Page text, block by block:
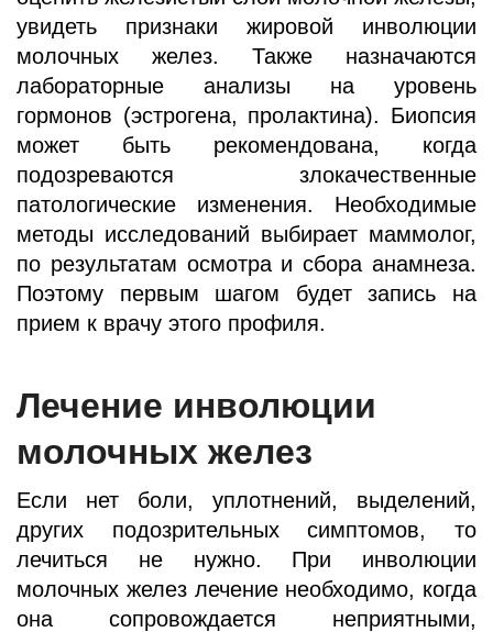
увидеть признаки жировой инволюции
молочных желез. Также назначаются
лабораторные анализы на уровень
гормонов (эстрогена, пролактина). Биопсия
может быть рекомендована, когда
подозреваются злокачественные
патологические изменения. Необходимые
методы исследований выбирает маммолог,
по результатам осмотра и сбора анамнеза.
Поэтому первым шагом будет запись на
прием к врачу этого профиля.
Лечение инволюции
молочных желез
Если нет боли, уплотнений, выделений,
других подозрительных симптомов, то
лечиться не нужно. При инволюции
молочных желез лечение необходимо, когда
она сопровождается неприятными,